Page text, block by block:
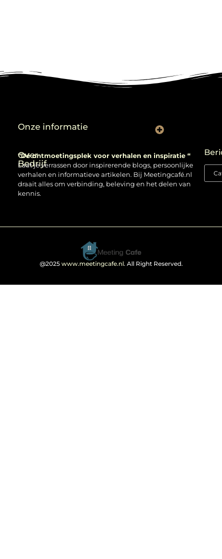
Over
Bedrijf
“Dé ontmoetingsplek voor verhalen en inspiratie “
Laat je verrassen door inspirerende blogs, persoonlijke
verhalen en informatieve artikelen. Bij Meetingcafé.nl
draait alles om verbinding, beleving en het delen van
kennis.
Onze informatie
@2025 www.meetingcafe.nl. All Right Reserved.